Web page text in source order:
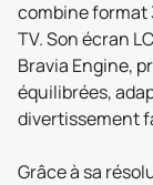
combine format
TV. Son écran
Bravia Engine,
équilibrées,
divertissement
Grâce à sa